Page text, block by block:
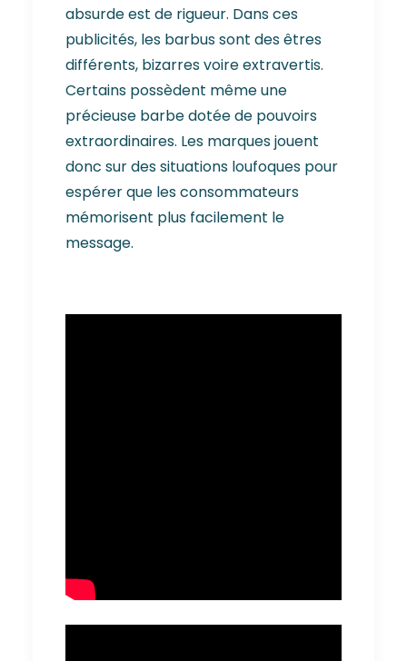
absurde est de rigueur. Dans ces
publicités, les barbus sont des êtres
différents, bizarres voire extravertis.
Certains possèdent même une
précieuse barbe dotée de pouvoirs
extraordinaires. Les marques jouent
donc sur des situations loufoques pour
espérer que les consommateurs
mémorisent plus facilement le
message.